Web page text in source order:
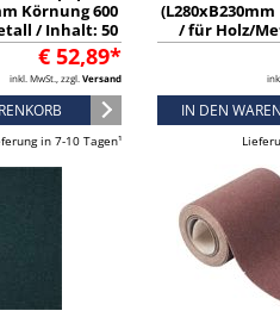
Körnung 600
/ Inhalt: 50
- 2009€ 52,89*
inkl. MwSt., zzgl. Versand
in 7-10 Tagen¹
/ für Holz/
Inhalt: 50
IN DEN